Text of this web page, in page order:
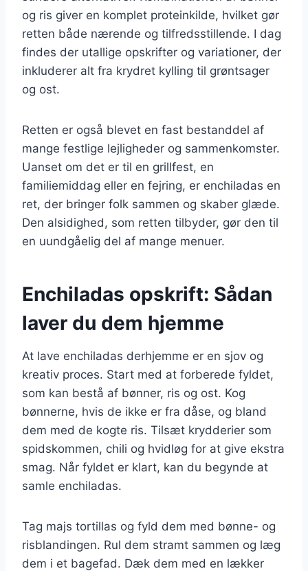
og ris giver en komplet proteinkilde, hvilket gør
retten både nærende og tilfredsstillende. I dag
findes der utallige opskrifter og variationer, der
inkluderer alt fra krydret kylling til grøntsager
og ost.
Retten er også blevet en fast bestanddel af
mange festlige lejligheder og sammenkomster.
Uanset om det er til en grillfest, en
familiemiddag eller en fejring, er enchiladas en
ret, der bringer folk sammen og skaber glæde.
Den alsidighed, som retten tilbyder, gør den til
en uundgåelig del af mange menuer.
Enchiladas opskrift: Sådan
laver du dem hjemme
At lave enchiladas derhjemme er en sjov og
kreativ proces. Start med at forberede fyldet,
som kan bestå af bønner, ris og ost. Kog
bønnerne, hvis de ikke er fra dåse, og bland
dem med de kogte ris. Tilsæt krydderier som
spidskommen, chili og hvidløg for at give ekstra
smag. Når fyldet er klart, kan du begynde at
samle enchiladas.
Tag majs tortillas og fyld dem med bønne- og
risblandingen. Rul dem stramt sammen og læg
dem i et bagefad. Dæk dem med en lækker